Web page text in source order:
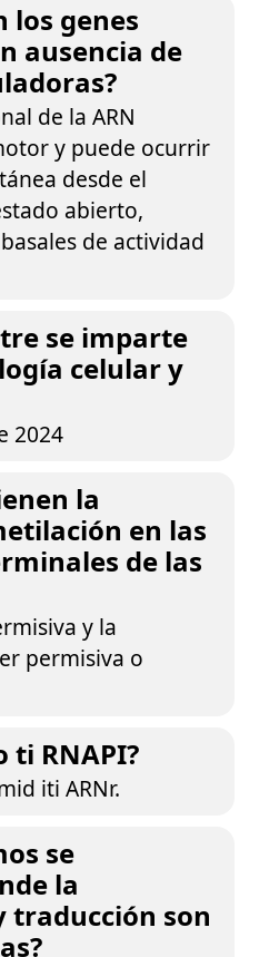
los genes
ausencia de
de la ARN
y puede ocurrir
desde el
abierto,
de actividad
se imparte
celular y
2024
la
en las
de las
y la
permisiva o
RNAPI?
iti ARNr.
se
la
traducción son